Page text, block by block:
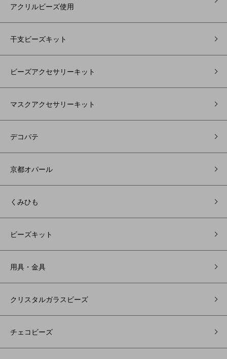
アクリルビーズ使用
干支ビーズキット
ビーズアクセサリーキット
マスクアクセサリーキット
デコパテ
京都オパール
くみひも
ビーズキット
用具・金具
クリスタルガラスビーズ
チェコビーズ